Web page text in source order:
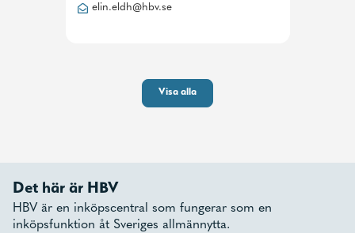
elin.eldh@hbv.se
Visa alla
Det här är HBV
HBV är en inköpscentral som fungerar som en
inköpsfunktion åt Sveriges allmännytta.